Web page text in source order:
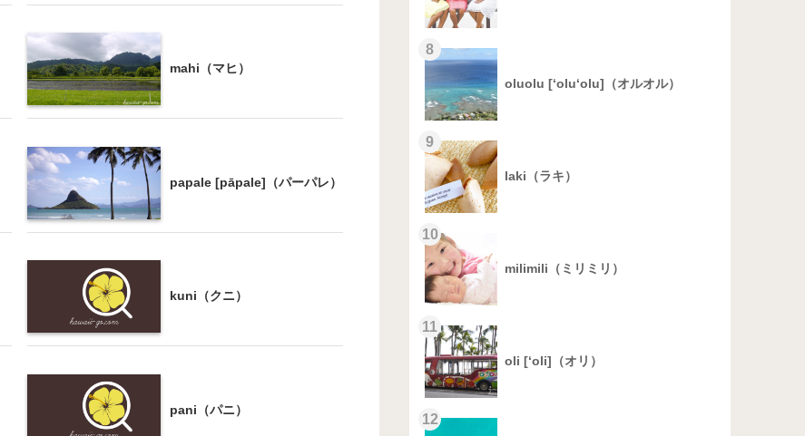
mahi（マヒ）
papale [pāpale]（パーパレ）
kuni（クニ）
pani（パニ）
8
oluolu [‘olu‘olu]（オルオル）
9
laki（ラキ）
10
milimili（ミリミリ）
11
oli [‘oli]（オリ）
12